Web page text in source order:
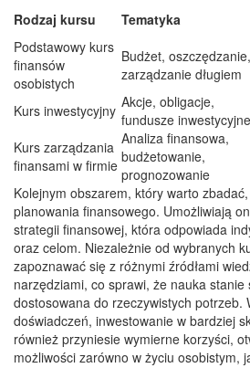
Rodzaj kursu
Tematyka
Podstawowy kurs
finansów
osobistych
Budżet, oszczędzanie,
zarządzanie długiem
Kurs inwestycyjny Akcje, obligacje,
fundusze inwestycyjne
Kurs zarządzania
finansami w firmie
Analiza finansowa,
budżetowanie,
prognozowanie
Kolejnym obszarem, który warto
planowania finansowego. Umożliwiają
strategii finansowej, która odpowiada
oraz celom. Niezależnie od wybranych
zapoznawać się z różnymi źródłami
narzędziami, co sprawi, że nauka
dostosowana do rzeczywistych potrzeb.
doświadczeń, inwestowanie w bardziej
również przyniesie wymierne korzyści,
możliwości zarówno w życiu osobistym,